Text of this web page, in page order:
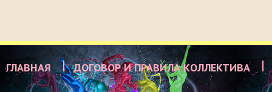
ГЛАВНАЯ ДОГОВОР И ПРАВИЛА КОЛЛЕКТИВА